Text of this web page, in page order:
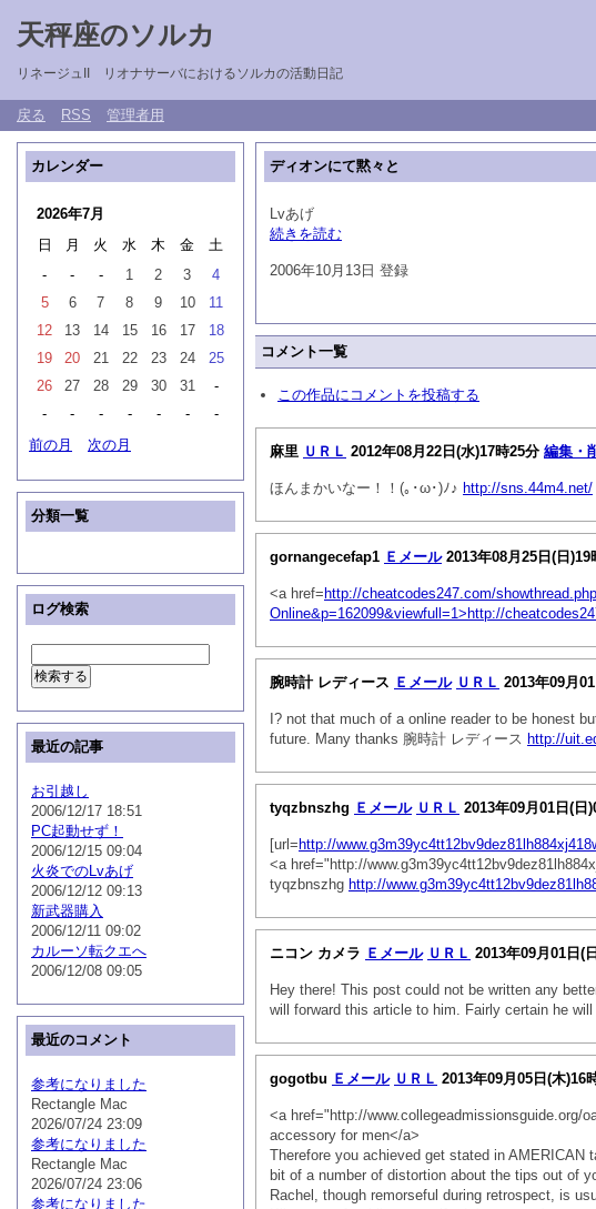
天秤座のソルカ
リネージュII リオナサーバにおけるソルカの活動日記
戻る RSS 管理者用
ディオンにて黙々と
Lvあげ
続きを読む
2006年10月13日 登録
コメント一覧
この作品にコメントを投稿する
麻里 ＵＲＬ 2012年08月22日(水)17時25分 編集・
ほんまかいなー！！(｡･ω･)ﾉ♪ http://sns.44m4.net/
gornangecefap1 Ｅメール 2013年08月25日(日)19
<a href= http://cheatcodes247.com/
Online&p=162099&viewfull=1>http://
腕時計 レディース Ｅメール ＵＲＬ 2013年09月
I? not that much of a online reader to be honest
future. Many thanks 腕時計 レディース http://
tyqzbnszhg Ｅメール ＵＲＬ 2013年09月01日(日
[url= http://
<a href="http://
tyqzbnszhg http://
ニコン カメラ Ｅメール ＵＲＬ 2013年09月01日(
Hey there! This post could not be written any
will forward this article to him. Fairly certain he
gogotbu Ｅメール ＵＲＬ 2013年09月05日(木)16
<a href="http://www.collegeadmissionsguide.org/
accessory for men</a>
Therefore you achieved get stated in
bit of a number of distortion about the tips out of
Rachel, though remorseful during retrospect, is
カレンダー
2026年7月
日
月 火 水 木 金
土
-
- - 1 2 3
4
5
6 7 8 9 10
11
12
13 14 15 16 17
18
19
20 21 22 23 24
25
26
27 28 29 30 31
-
-
- - - - -
-
前の月
次の月
分類一覧
ログ検索
最近の記事
お引越し
2006/12/17 18:51
PC起動せず！
2006/12/15 09:04
火炎でのLvあげ
2006/12/12 09:13
新武器購入
2006/12/11 09:02
カルーソ転クエへ
2006/12/08 09:05
最近のコメント
参考になりました
Rectangle Mac
2026/07/24 23:09
参考になりました
Rectangle Mac
2026/07/24 23:06
参考になりました